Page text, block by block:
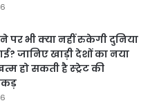
पर भी क्या नहीं रुकेगी दुनिया
जानिए खाड़ी देशों का नया
हो सकती है स्ट्रेट की